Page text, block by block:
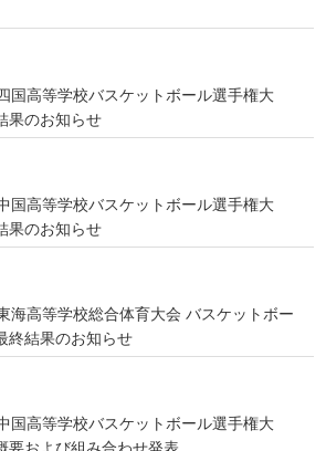
国高等学校バスケットボール選手権大
果のお知らせ
国高等学校バスケットボール選手権大
果のお知らせ
海高等学校総合体育大会 バスケットボー
終結果のお知らせ
国高等学校バスケットボール選手権大